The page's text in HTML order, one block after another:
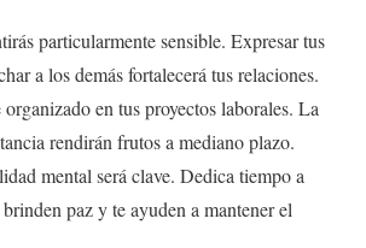
particularmente sensible. Expresar tus
a los demás fortalecerá tus relaciones.
en tus proyectos laborales. La
rendirán frutos a mediano plazo.
mental será clave. Dedica tiempo a
paz y te ayuden a mantener el